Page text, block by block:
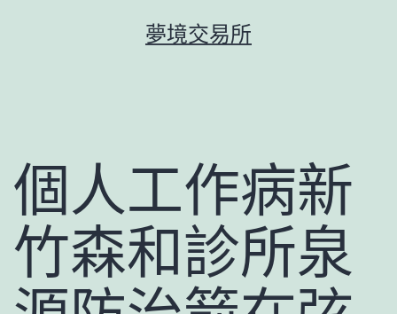
夢境交易所
個人工作病新
竹森和診所泉